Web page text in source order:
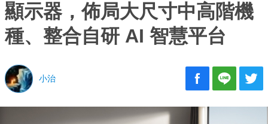
顯示器，佈局大尺寸中高階機
種、整合自研 AI 智慧平台
小治